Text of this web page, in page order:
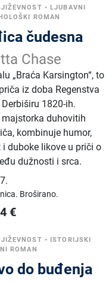
•LJUBAVNI
ROMAN
čudesna
Chase
„Braća Karsington“, to
iz doba Regenstva
1820-ih.
majstorka duhovitih
kombinuje humor,
i duboke likove u priči o
dužnosti i srca.
Broširano.
€
• ISTORIJSKI
ROMAN
do buđenja